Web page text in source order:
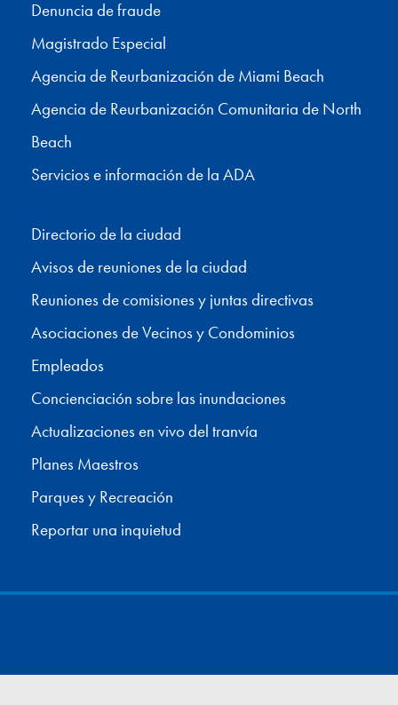
Denuncia de fraude
Magistrado Especial
Agencia de Reurbanización de Miami Beach
Agencia de Reurbanización Comunitaria de North
Beach
Servicios e información de la ADA
Directorio de la ciudad
Avisos de reuniones de la ciudad
Reuniones de comisiones y juntas directivas
Asociaciones de Vecinos y Condominios
Empleados
Concienciación sobre las inundaciones
Actualizaciones en vivo del tranvía
Planes Maestros
Parques y Recreación
Reportar una inquietud